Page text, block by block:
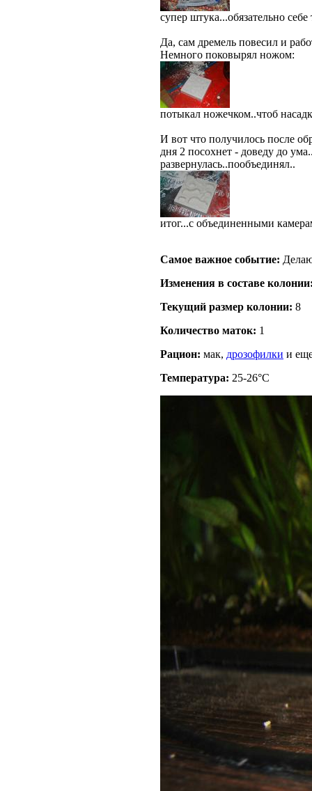
супер штука...обязательно
Да, сам дремель повесил и
Немного поковырял ножом:
потыкал ножечком..чтоб
И вот что получилось после
дня 2 посохнет - доведу до
развернулась..пообъединял..
итог...с объединенными
Самое важное событие:
Изменения в составе
Текущий размер кoлонии: 8
Количество маток: 1
Рацион: мак, дрозофилки и
Температура: 25-26°C